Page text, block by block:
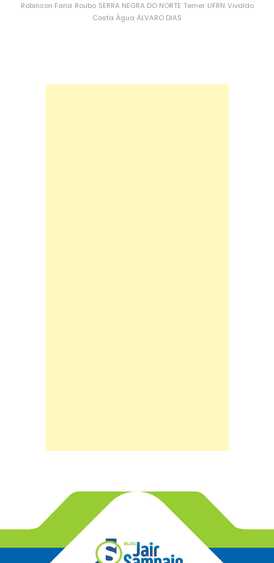
Robinson Faria Roubo SERRA NEGRA DO NORTE Temer UFRN Vivaldo
Costa Água ÁLVARO DIAS